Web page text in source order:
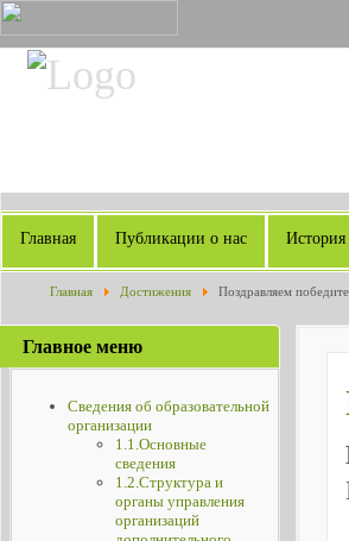
Главная Публикации о нас
Главная Достижения Поздравляем
Главное меню
Сведения об образовательной
организации
1.1.Основные
сведения
1.2.Структура и
органы управления
организаций